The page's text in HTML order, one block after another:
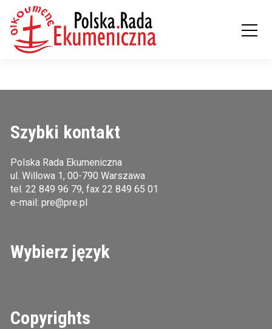
Szybki kontakt
Polska Rada Ekumeniczna
ul. Willowa 1, 00-790 Warszawa
tel. 22 849 96 79, fax 22 849 65 01
e-mail: pre@pre.pl
Wybierz język
Copyrights